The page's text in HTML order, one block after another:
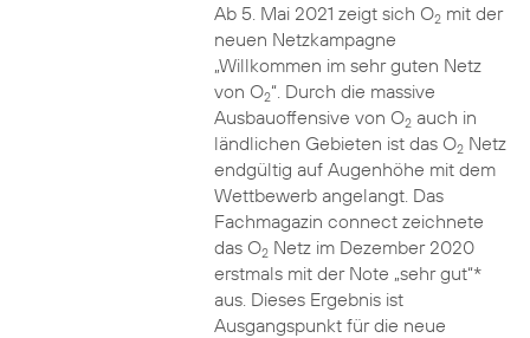
Ab 5. Mai 2021 zeigt sich O2mit der
neuen Netzkampagne
„Willkommen im sehr guten Netz
von O2“. Durch die massive
Ausbauoffensive von O2auch in
ländlichen Gebieten ist das O2Netz
endgültig auf Augenhöhe mit dem
Wettbewerb angelangt. Das
Fachmagazin connect zeichnete
das O2Netz im Dezember 2020
erstmals mit der Note „sehr gut“*
aus. Dieses Ergebnis ist
Ausgangspunkt für die neue